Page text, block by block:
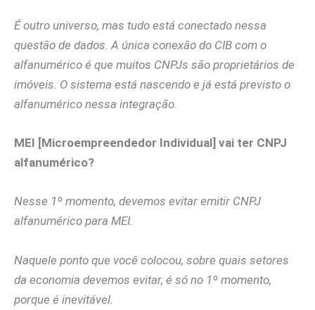
É outro universo, mas tudo está conectado nessa
questão de dados. A única conexão do CIB com o
alfanumérico é que muitos CNPJs são proprietários de
imóveis. O sistema está nascendo e já está previsto o
alfanumérico nessa integração.
MEI [Microempreendedor Individual] vai ter CNPJ
alfanumérico?
Nesse 1º momento, devemos evitar emitir CNPJ
alfanumérico para MEI.
Naquele ponto que você colocou, sobre quais setores
da economia devemos evitar, é só no 1º momento,
porque é inevitável.